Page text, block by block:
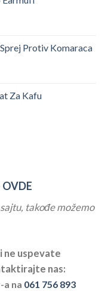
Protiv Komaraca
Za Kafu
OVDE
takođe možemo
ne uspevate
nas:
a na 061 756 893